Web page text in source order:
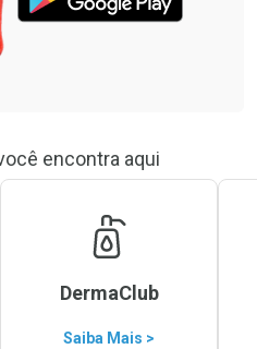
encontra aqui
DermaClub
Saiba Mais >